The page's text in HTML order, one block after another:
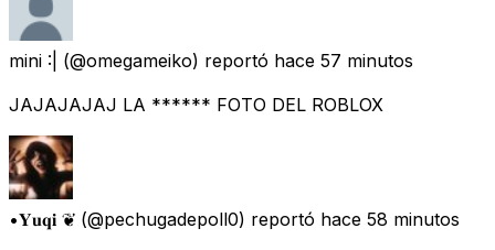
mini :| (@omegameiko) reportó hace 57 minutos
JAJAJAJAJ LA ****** FOTO DEL ROBLOX
•𝐘𝐮𝐪𝐢 ❦︎ (@pechugadepoll0) reportó hace 58 minutos